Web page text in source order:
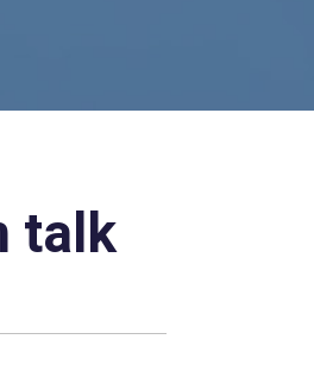
talk